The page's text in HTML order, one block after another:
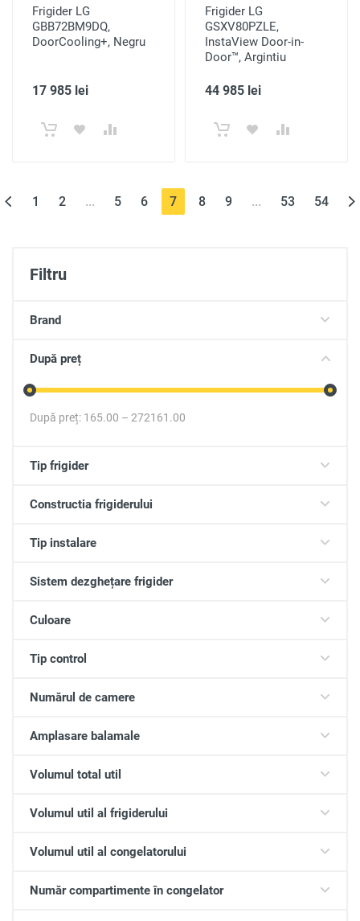
Filtru
Brand
După preț
După preț: 165.00 – 272161.00
Tip frigider
Constructia frigiderului
Tip instalare
Sistem dezghețare frigider
Culoare
Tip control
Numărul de camere
Amplasare balamale
Volumul total util
Volumul util al frigiderului
Volumul util al congelatorului
Număr compartimente în congelator
Frigider LG
GBB72BM9DQ,
DoorCooling+, Negru
17 985 lei
Frigider LG
GSXV80PZLE,
InstaView Door-in-
Door™, Argintiu
44 985 lei
1 2 ... 5 6 7(current)
8 9 ... 53 54